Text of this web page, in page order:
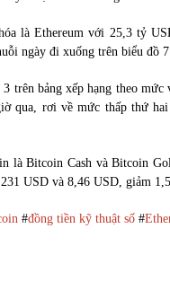
là Ethereum với 25,3 tỷ
ngày đi xuống trên biểu đồ 7
trên bảng xếp hạng theo
qua, rơi về mức thấp thứ
là Bitcoin Cash và Bitcoin
USD và 8,46 USD, giảm
#đồng tiền kỹ thuật số #